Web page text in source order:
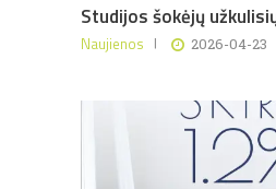
Studijos šokėjų
Naujienos 2026-04-23